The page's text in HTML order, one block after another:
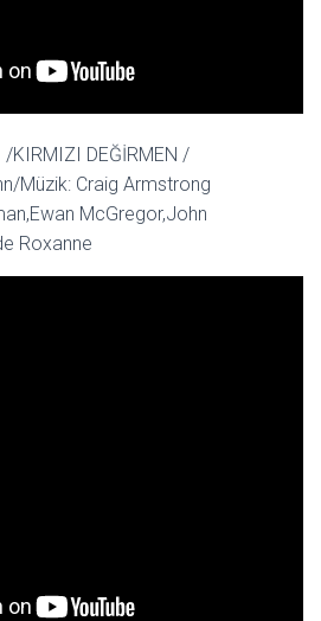
/KIRMIZI DEĞİRMEN /
Müzik: Craig Armstrong
McGregor,John
Roxanne